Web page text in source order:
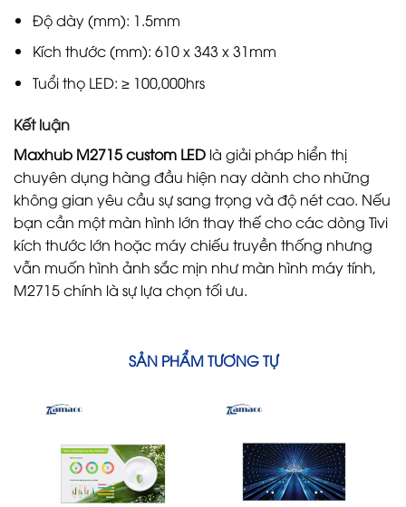
Độ dày (mm): 1.5mm
Kích thước (mm): 610 x 343 x 31mm
Tuổi thọ LED: ≥ 100,000hrs
Kết luận
Maxhub M2715 custom LED là giải pháp hiển thị
chuyên dụng hàng đầu hiện nay dành cho những
không gian yêu cầu sự sang trọng và độ nét cao. Nếu
bạn cần một màn hình lớn thay thế cho các dòng Tivi
kích thước lớn hoặc máy chiếu truyền thống nhưng
vẫn muốn hình ảnh sắc mịn như màn hình máy tính,
M2715 chính là sự lựa chọn tối ưu.
SẢN PHẨM TƯƠNG TỰ